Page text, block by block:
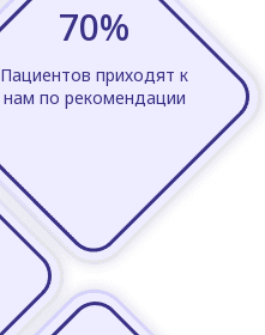
70%
Пациентов приходят к
нам по рекомендации